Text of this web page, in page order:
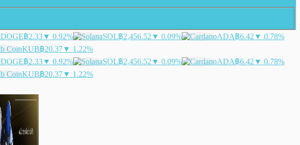
DOGE฿2.33▼ 0.92% SOL฿2,456.52 ▼ 0.09% ADA฿6.42 ▼ 0.78%
KUB฿20.37▼ 1.22%
DOGE฿2.33▼ 0.92% SOL฿2,456.52 ▼ 0.09% ADA฿6.42 ▼ 0.78%
KUB฿20.37▼ 1.22%